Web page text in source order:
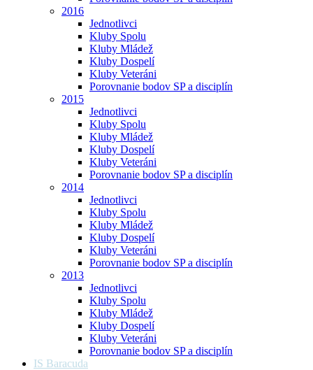
2016
Jednotlivci
Kluby Spolu
Kluby Mládež
Kluby Dospelí
Kluby Veteráni
Porovnanie bodov SP a disciplín
2015
Jednotlivci
Kluby Spolu
Kluby Mládež
Kluby Dospelí
Kluby Veteráni
Porovnanie bodov SP a disciplín
2014
Jednotlivci
Kluby Spolu
Kluby Mládež
Kluby Dospelí
Kluby Veteráni
Porovnanie bodov SP a disciplín
2013
Jednotlivci
Kluby Spolu
Kluby Mládež
Kluby Dospelí
Kluby Veteráni
Porovnanie bodov SP a disciplín
IS Baracuda